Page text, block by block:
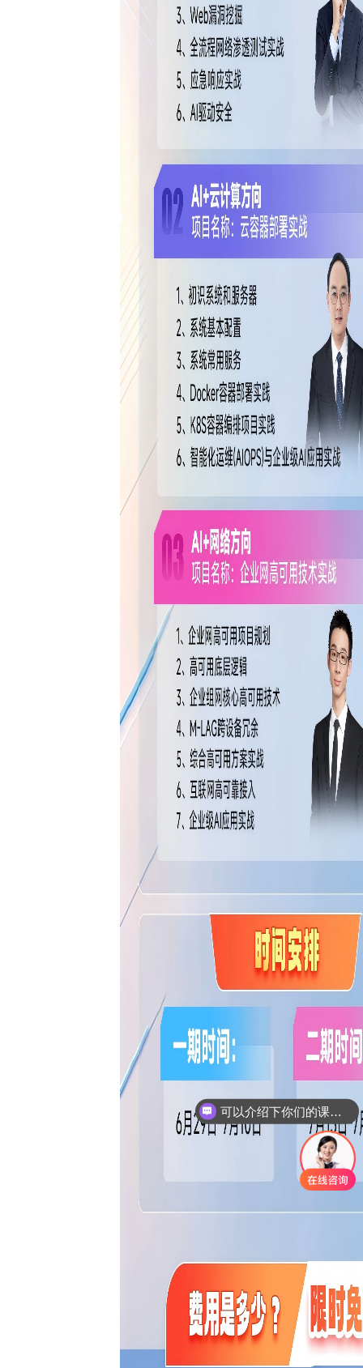
可以介绍下你们的课程么？
课程是怎么收费的呢？